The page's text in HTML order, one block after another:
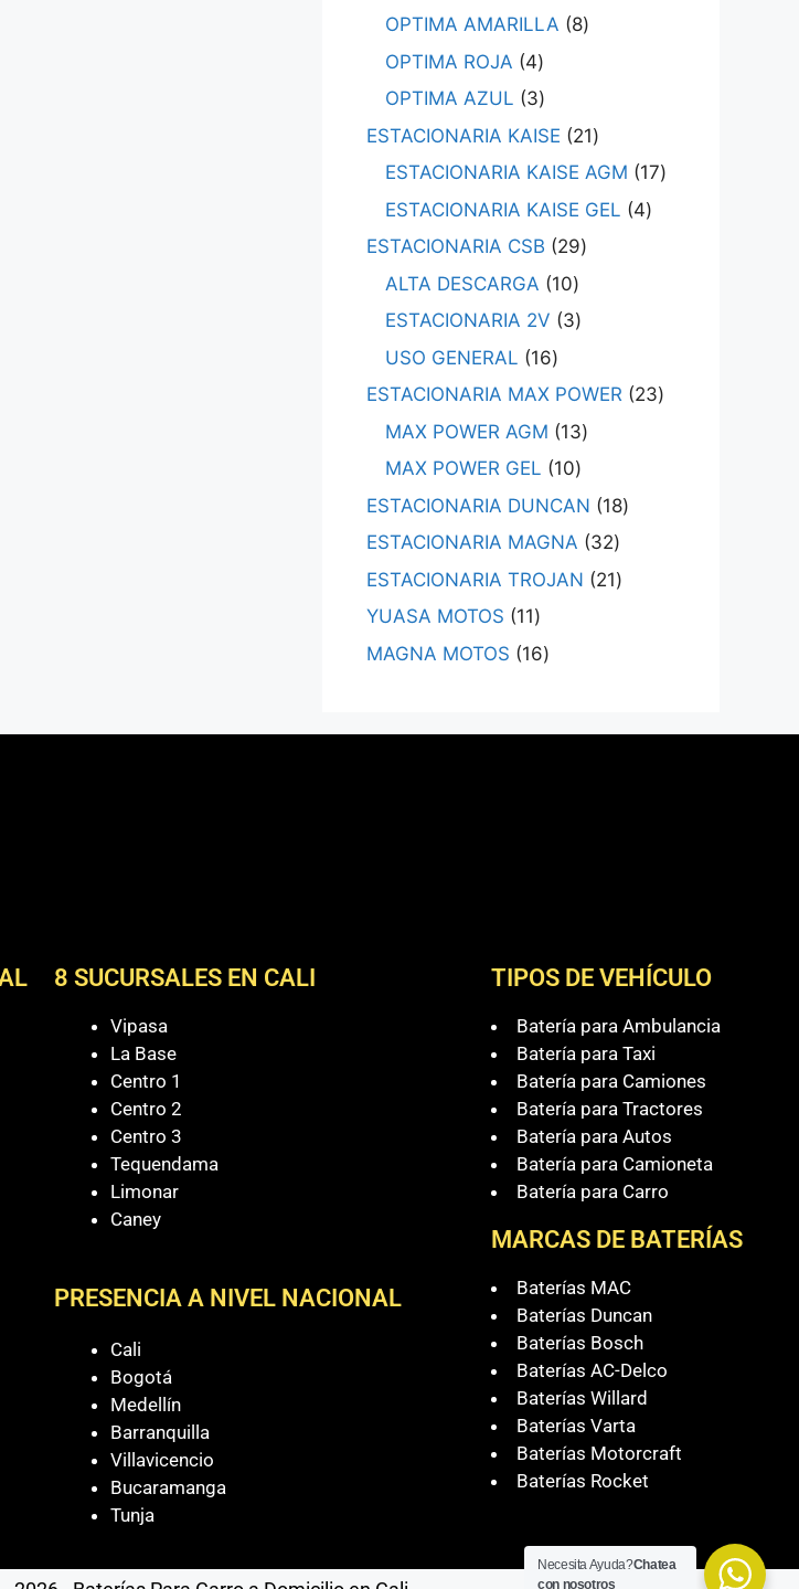
OPTIMA AMARILLA
8
OPTIMA ROJA
4
OPTIMA AZUL
3
ESTACIONARIA KAISE
21
ESTACIONARIA KAISE AGM
17
ESTACIONARIA KAISE GEL
4
ESTACIONARIA CSB
29
ALTA DESCARGA
10
ESTACIONARIA 2V
3
USO GENERAL
16
ESTACIONARIA MAX POWER 23
MAX POWER AGM
13
MAX POWER GEL
10
ESTACIONARIA DUNCAN
18
ESTACIONARIA MAGNA
32
ESTACIONARIA TROJAN
21
YUASA MOTOS
11
MAGNA MOTOS
16
8 SUCURSALES EN CALI
Vipasa
La Base
Centro 1
Centro 2
Centro 3
Tequendama
Limonar
Caney
PRESENCIA A NIVEL NACIONAL
Cali
Bogotá
Medellín
Barranquilla
Villavicencio
Bucaramanga
Tunja
TIPOS DE VEHÍCULO
Batería para Ambulancia
Batería para Taxi
Batería para Camiones
Batería para Tractores
Batería para Autos
Batería para Camioneta
Batería para Carro
MARCAS DE BATERÍAS
Baterías MAC
Baterías Duncan
Baterías Bosch
Baterías AC-Delco
Baterías Willard
Baterías Varta
Baterías Motorcraft
Baterías Rocket
Necesita Ayuda?Chatea
con nosotros